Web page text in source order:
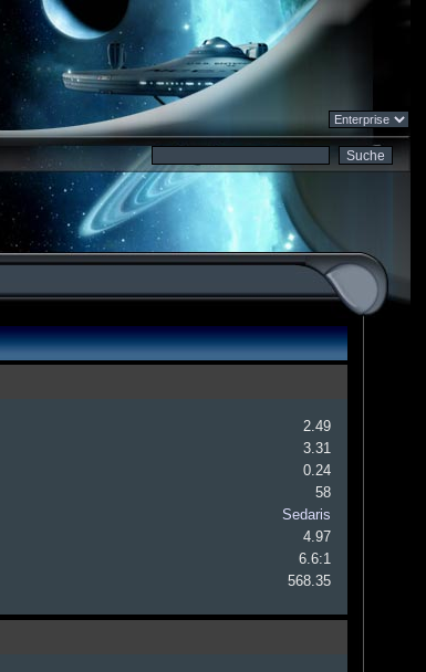
2.49
3.31
0.24
58
Sedaris
4.97
6.6:1
568.35